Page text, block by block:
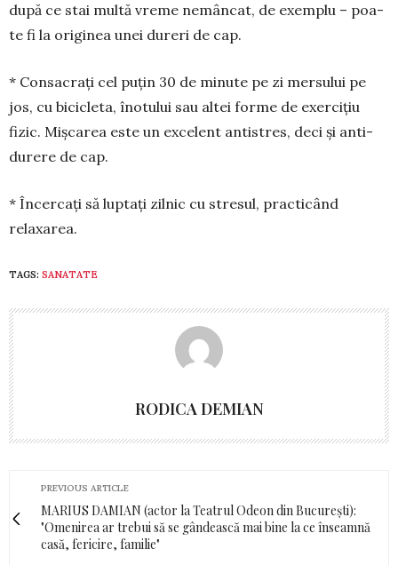
du­pă ce stai multă vre­me ne­mâncat, de exem­plu – poa­
te fi la originea unei dureri de cap.
* Consacrați cel puțin 30 de mi­nute pe zi mersului pe
jos, cu bi­ci­cle­ta, înotului sau altei forme de exer­­cițiu
fizic. Mișcarea este un ex­ce­lent antistres, deci și anti-
durere de cap.
* Încercați să lup­tați zilnic cu stresul, prac­ti­când
relaxarea.
TAGS: SANATATE
RODICA DEMIAN
PREVIOUS ARTICLE
MARIUS DAMIAN (actor la Teatrul Odeon din București):
"Omenirea ar trebui să se gândească mai bine la ce înseamnă
casă, fericire, familie"